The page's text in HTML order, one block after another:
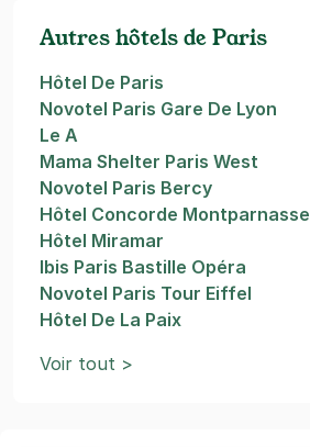
Autres hôtels de Paris
Hôtel De Paris
Novotel Paris Gare De Lyon
Le A
Mama Shelter Paris West
Novotel Paris Bercy
Hôtel Concorde Montparnasse
Hôtel Miramar
Ibis Paris Bastille Opéra
Novotel Paris Tour Eiffel
Hôtel De La Paix
Voir tout >